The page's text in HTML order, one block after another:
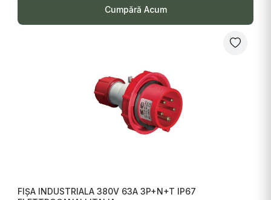
Cumpără Acum
FIȘA INDUSTRIALA 380V 63A 3P+N+T IP67